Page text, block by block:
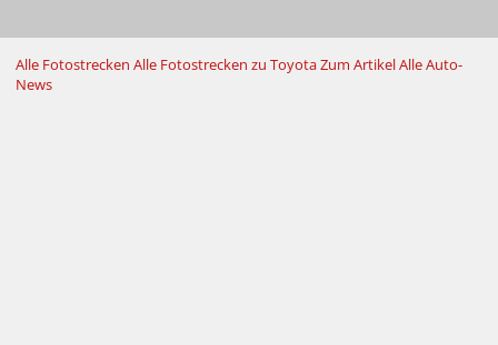
Alle Fotostrecken Alle Fotostrecken zu ToyotaZum ArtikelAlle Auto-
News